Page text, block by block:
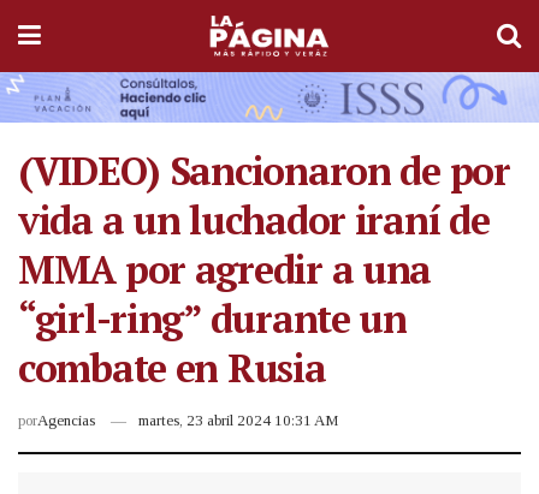
(VIDEO) Sancionaron de por
vida a un luchador iraní de
MMA por agredir a una
“girl-ring” durante un
combate en Rusia
porAgencias martes, 23 abril 2024 10:31 AM